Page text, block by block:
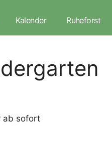
Kalender Ruheforst
ab sofort